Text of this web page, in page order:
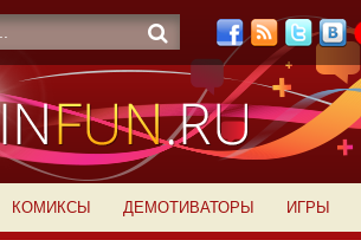
КОМИКСЫ ДЕМОТИВАТОРЫ ИГРЫ